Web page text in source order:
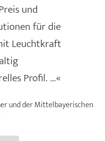
und
für die
Leuchtkraft
Profil. …«
und der Mittelbayerischen